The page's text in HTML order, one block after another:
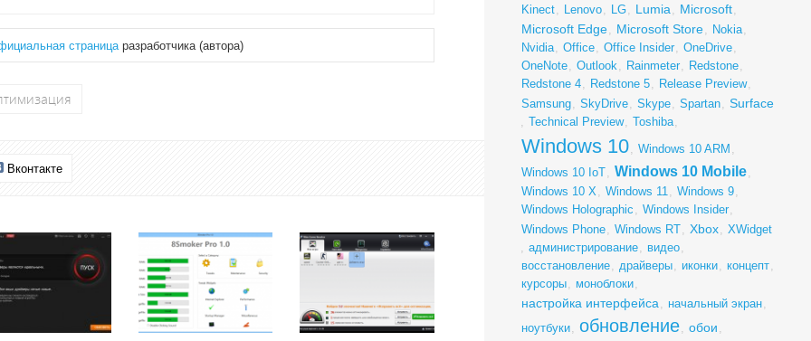
страница разработчика (автора)
Вконтакте
Kinect, Lenovo, LG, Lumia, Microsoft,
Microsoft Edge, Microsoft Store, Nokia,
Nvidia, Office, Office Insider, OneDrive,
OneNote, Outlook, Rainmeter, Redstone,
Redstone 4, Redstone 5, Release Preview,
Samsung, SkyDrive, Skype, Spartan, Surface
, Technical Preview, Toshiba,
Windows 10, Windows 10 ARM ,
Windows 10 IoT, Windows 10 Mobile,
Windows 10 X, Windows 11, Windows 9,
Windows Holographic , Windows Insider,
Windows Phone, Windows RT, Xbox, XWidget
, администрирование, видео,
восстановление, драйверы, иконки, концепт,
курсоры, моноблоки,
настройка интерфейса, начальный экран,
ноутбуки, обновление, обои ,